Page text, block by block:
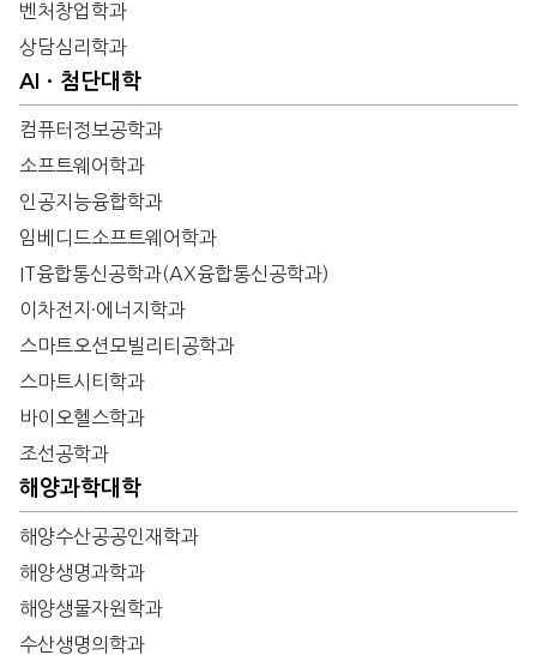
벤처창업학과
상담심리학과
AIㆍ첨단대학
컴퓨터정보공학과
소프트웨어학과
인공지능융합학과
임베디드소프트웨어학과
IT융합통신공학과(AX융합통신공학과)
이차전지·에너지학과
스마트오션모빌리티공학과
스마트시티학과
바이오헬스학과
조선공학과
해양과학대학
해양수산공공인재학과
해양생명과학과
해양생물자원학과
수산생명의학과